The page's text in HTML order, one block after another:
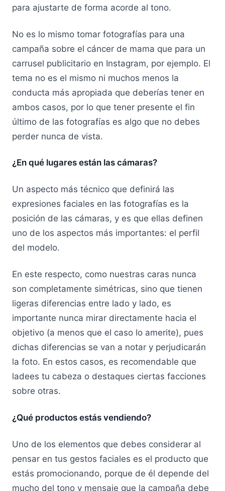
para ajustarte de forma acorde al tono.
No es lo mismo tomar fotografías para una
campaña sobre el cáncer de mama que para un
carrusel publicitario en Instagram, por ejemplo. El
tema no es el mismo ni muchos menos la
conducta más apropiada que deberías tener en
ambos casos, por lo que tener presente el fin
último de las fotografías es algo que no debes
perder nunca de vista.
¿En qué lugares están las cámaras?
Un aspecto más técnico que definirá las
expresiones faciales en las fotografías es la
posición de las cámaras, y es que ellas definen
uno de los aspectos más importantes: el perfil
del modelo.
En este respecto, como nuestras caras nunca
son completamente simétricas, sino que tienen
ligeras diferencias entre lado y lado, es
importante nunca mirar directamente hacia el
objetivo (a menos que el caso lo amerite), pues
dichas diferencias se van a notar y perjudicarán
la foto. En estos casos, es recomendable que
ladees tu cabeza o destaques ciertas facciones
sobre otras.
¿Qué productos estás vendiendo?
Uno de los elementos que debes considerar al
pensar en tus gestos faciales es el producto que
estás promocionando, porque de él depende del
mucho del tono y mensaje que la campaña debe